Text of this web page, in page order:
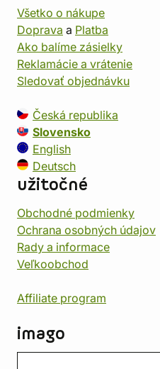
Všetko o nákupe
Doprava a Platba
Ako balíme zásielky
Reklamácie a vrátenie
Sledovať objednávku
Česká republika
Slovensko
English
Deutsch
užitočné
Obchodné podmienky
Ochrana osobných údajov
Rady a informace
Veľkoobchod
Affiliate program
imago